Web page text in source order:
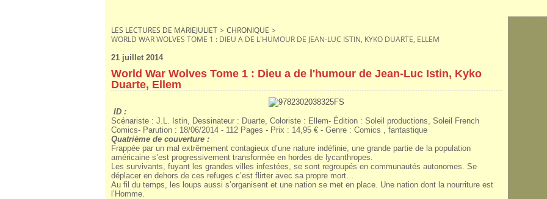
LES LECTURES DE MARIEJULIET > CHRONIQUE >
WORLD WAR WOLVES TOME 1 : DIEU A DE L'HUMOUR DE JEAN-LUC ISTIN, KYKO DUARTE, ELLEM
21 juillet 2014
World War Wolves Tome 1 : Dieu a de l'humour de Jean-Luc Istin, Kyko
Duarte, Ellem
ID :
Scénariste : J.L. Istin, Dessinateur : Duarte, Coloriste : Ellem- Édition : Soleil productions, Soleil French
Comics- Parution : 18/06/2014 - 112 Pages - Prix : 14,95 € - Genre : Comics , fantastique
Quatrième de couverture :
Frappée par un mal extrêmement contagieux d’une nature indéfinie, une grande partie de la population
américaine s’est progressivement transformée en hordes de lycanthropes.
Les survivants, fuyant les grandes villes infestées, se sont regroupés en communautés autonomes. Se
déplacer en dehors de ces refuges c’est flirter avec sa propre mort…
Au fil du temps, les loups aussi s’organisent et une nation se met en place. Une nation dont la nourriture est
l’Homme.